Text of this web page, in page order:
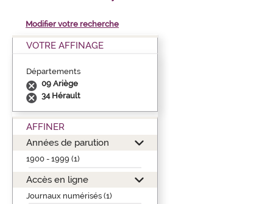
Modifier votre recherche
VOTRE AFFINAGE
Départements
09 Ariège
34 Hérault
AFFINER
Années de parution
1900 - 1999 (1)
Accès en ligne
Journaux numérisés (1)